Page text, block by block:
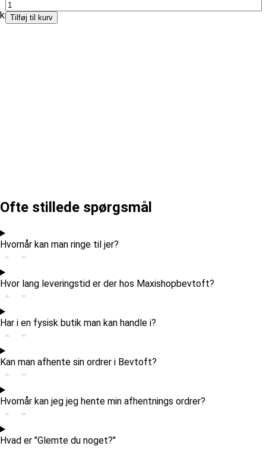
kr.59,00
Tilføj til kurv
Ofte stillede spørgsmål
Hvornår kan man ringe til jer?
Hvor lang leveringstid er der hos Maxishopbevtoft?
Har i en fysisk butik man kan handle i?
Kan man afhente sin ordrer i Bevtoft?
Hvornår kan jeg jeg hente min afhentnings ordrer?
Hvad er "Glemte du noget?"